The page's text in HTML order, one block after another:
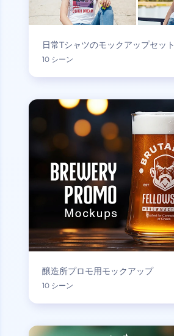
日常Tシャツのモックアップセット
10 シーン
醸造所プロモ用モックアップ
10 シーン